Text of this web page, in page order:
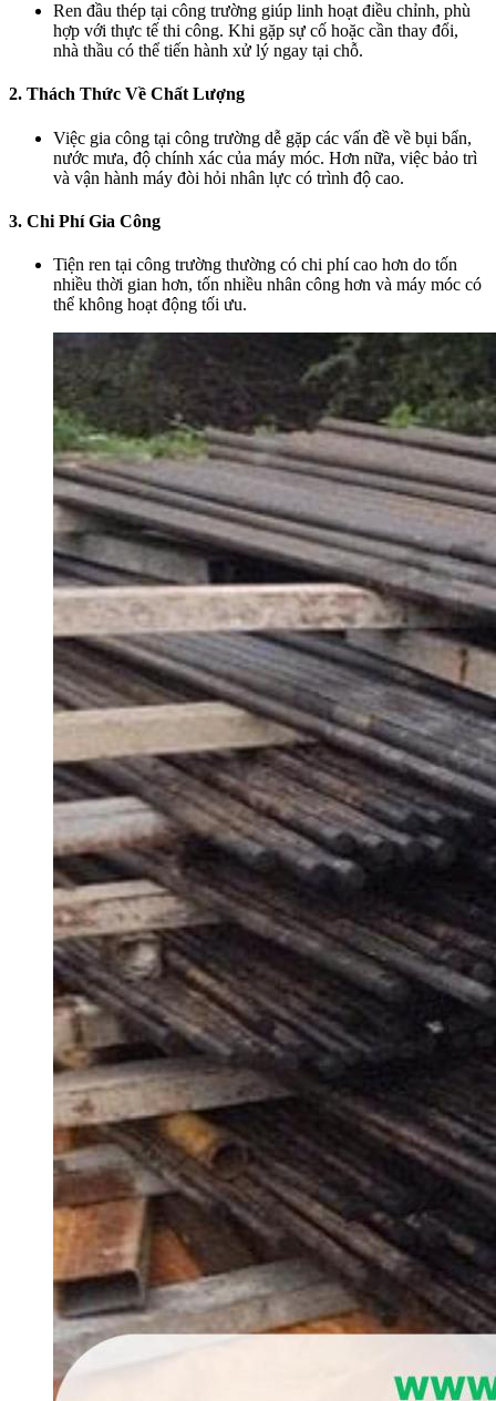
Ren đầu thép tại công trường giúp linh hoạt điều chỉnh, phù
hợp với thực tế thi công. Khi gặp sự cố hoặc cần thay đổi,
nhà thầu có thể tiến hành xử lý ngay tại chỗ.
2. Thách Thức Về Chất Lượng
Việc gia công tại công trường dễ gặp các vấn đề về bụi bẩn,
nước mưa, độ chính xác của máy móc. Hơn nữa, việc bảo trì
và vận hành máy đòi hỏi nhân lực có trình độ cao.
3. Chi Phí Gia Công
Tiện ren tại công trường thường có chi phí cao hơn do tốn
nhiều thời gian hơn, tốn nhiều nhân công hơn và máy móc có
thể không hoạt động tối ưu.